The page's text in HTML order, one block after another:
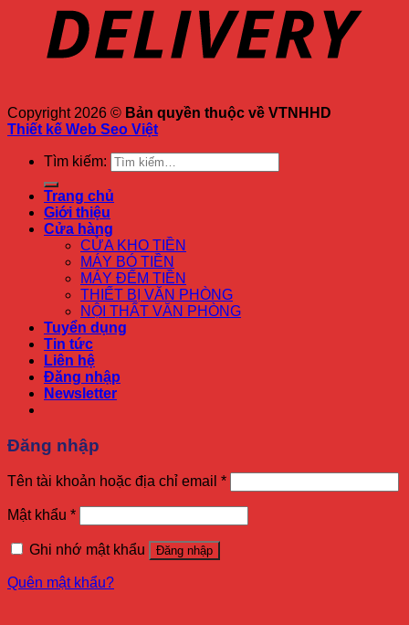
Copyright 2026 © Bản quyền thuộc về VTNHHD
Thiết kế Web Seo Việt
Tìm kiếm:
Trang chủ
Giới thiệu
Cửa hàng
CỬA KHO TIỀN
MÁY BÓ TIỀN
MÁY ĐẾM TIỀN
THIẾT BỊ VĂN PHÒNG
NỘI THẤT VĂN PHÒNG
Tuyển dụng
Tin tức
Liên hệ
Đăng nhập
Newsletter
Đăng nhập
Tên tài khoản hoặc địa chỉ email *
Mật khẩu *
Ghi nhớ mật khẩu Đăng nhập
Quên mật khẩu?